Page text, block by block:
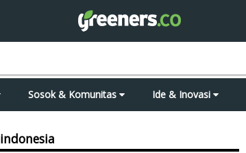
Sosok & Komunitas Ide & Inovasi